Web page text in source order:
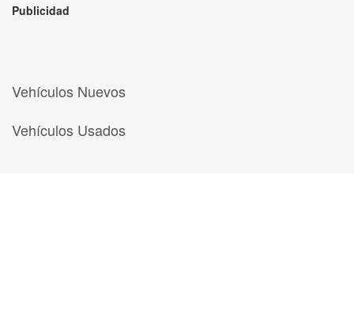
Publicidad
Vehículos Nuevos
Vehículos Usados